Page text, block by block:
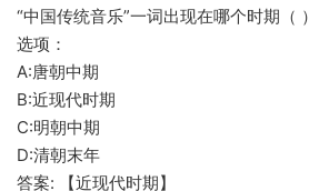
“中国传统音乐”一词出现在哪个时期（ ）
选项：
A:唐朝中期
B:近现代时期
C:明朝中期
D:清朝末年
答案: 【近现代时期】